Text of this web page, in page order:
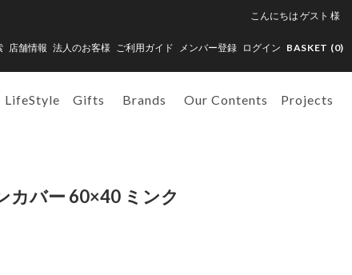
こんにちは ゲスト 様
店舗情報 法人のお客様 ご利用ガイド メンバー登録 ログイン BASKET (0)
LifeStyle Gifts Brands Our Contents Projects
カバー 60×40 ミンク